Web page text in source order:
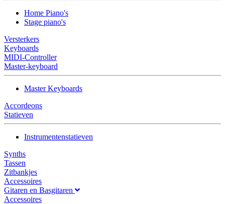
Home Piano's
Stage piano's
Versterkers
Keyboards
MIDI-Controller
Master-keyboard
Master Keyboards
Accordeons
Statieven
Instrumentenstatieven
Synths
Tassen
Zitbankjes
Accessoires
Gitaren en Basgitaren
Accessoires